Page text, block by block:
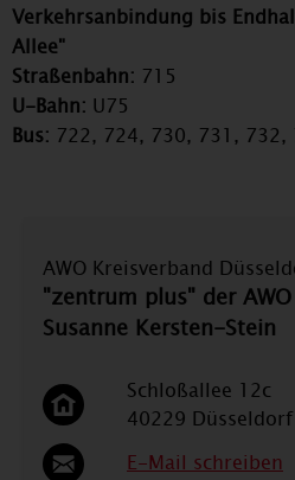
Verkehrsanbindung bis
Allee"
Straßenbahn: 715
U-Bahn: U75
Bus: 722, 724, 730, 731, 732,
AWO Kreisverband
"zentrum plus" der
Susanne Kersten-Stein
Schloßallee 12c
40229 Düsseldorf
E-Mail schreiben